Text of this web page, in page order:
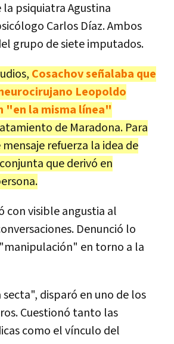
la psiquiatra Agustina
Carlos Díaz. Ambos
grupo de siete imputados.
Cosachov señalaba que
Leopoldo
"en la misma línea"
de Maradona. Para
refuerza la idea de
que derivó en
con visible angustia al
Denunció lo
en torno a la
disparó en uno de los
Cuestionó tanto las
como el vínculo del